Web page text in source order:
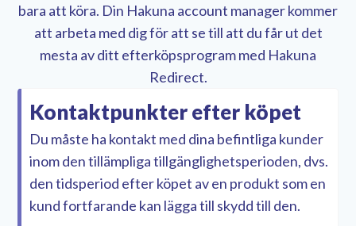
bara att köra. Din Hakuna account manager kommer
att arbeta med dig för att se till att du får ut det
mesta av ditt efterköpsprogram med Hakuna
Redirect.
Kontaktpunkter efter köpet
Du måste ha kontakt med dina befintliga kunder
inom den tillämpliga tillgänglighetsperioden, dvs.
den tidsperiod efter köpet av en produkt som en
kund fortfarande kan lägga till skydd till den.